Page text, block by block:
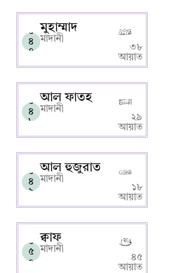
০
৪
৭
মুহাম্মাদ
মাদানী
৩৮
আয়াত
০
৪
৮
আল ফাতহ
মাদানী
২৯
আয়াত
০
৪
৯
আল হুজুরাত
মাদানী
১৮
আয়াত
০
৫
০
ক্বাফ
মাদানী
৪৫
আয়াত